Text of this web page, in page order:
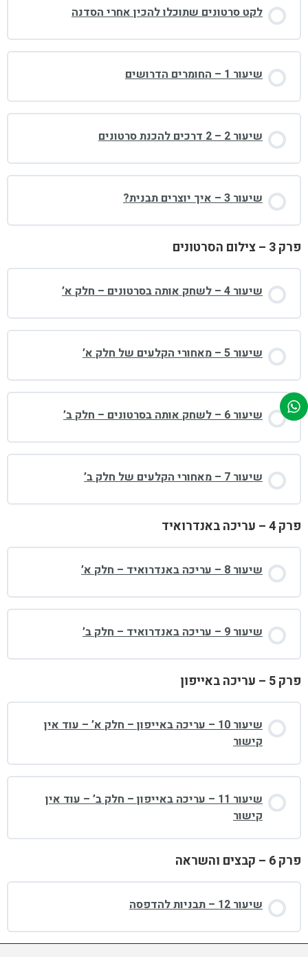
לקט סרטונים שתוכלו להכין אחרי הסדנה
שיעור 1 – החומרים הדרושים
שיעור 2 – 2 דרכים להכנת סרטונים
שיעור 3 – איך יוצרים תבנית?
פרק 3 – צילום הסרטונים
שיעור 4 – לשחק אותה בסרטונים – חלק א’
שיעור 5 – מאחורי הקלעים של חלק א’
שיעור 6 – לשחק אותה בסרטונים – חלק ב’
שיעור 7 – מאחורי הקלעים של חלק ב’
פרק 4 – עריכה באנדרואיד
שיעור 8 – עריכה באנדרואיד – חלק א’
שיעור 9 – עריכה באנדרואיד – חלק ב’
פרק 5 – עריכה באייפון
שיעור 10 – עריכה באייפון – חלק א’ – עוד אין
קישור
שיעור 11 – עריכה באייפון – חלק ב’ – עוד אין
קישור
פרק 6 – קבצים והשראה
שיעור 12 – תבניות להדפסה